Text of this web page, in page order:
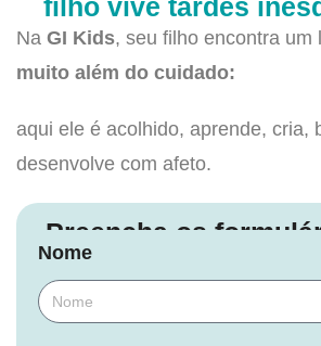
filho vive tardes
Na GI Kids, seu filho encontra um
muito além do cuidado:
aqui ele é acolhido, aprende, cria,
desenvolve com afeto.
Preencha os
Nome